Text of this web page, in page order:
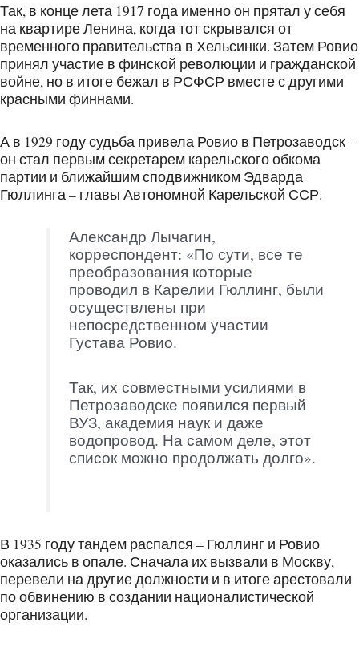
Так, в конце лета 1917 года именно он прятал у себя
на квартире Ленина, когда тот скрывался от
временного правительства в Хельсинки. Затем Ровио
принял участие в финской революции и гражданской
войне, но в итоге бежал в РСФСР вместе с другими
красными финнами.
А в 1929 году судьба привела Ровио в Петрозаводск –
он стал первым секретарем карельского обкома
партии и ближайшим сподвижником Эдварда
Гюллинга – главы Автономной Карельской ССР.
Александр Лычагин,
корреспондент: «По сути, все те
преобразования которые
проводил в Карелии Гюллинг, были
осуществлены при
непосредственном участии
Густава Ровио.
Так, их совместными усилиями в
Петрозаводске появился первый
ВУЗ, академия наук и даже
водопровод. На самом деле, этот
список можно продолжать долго».
В 1935 году тандем распался – Гюллинг и Ровио
оказались в опале. Сначала их вызвали в Москву,
перевели на другие должности и в итоге арестовали
по обвинению в создании националистической
организации.